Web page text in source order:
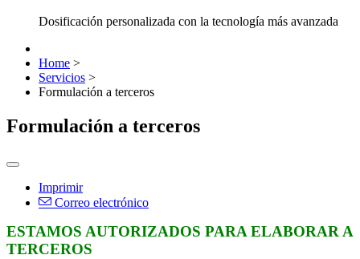
Dosificación personalizada con la tecnología más avanzada
Home >
Servicios >
Formulación a terceros
Formulación a terceros
Imprimir
Correo electrónico
ESTAMOS AUTORIZADOS PARA ELABORAR A
TERCEROS